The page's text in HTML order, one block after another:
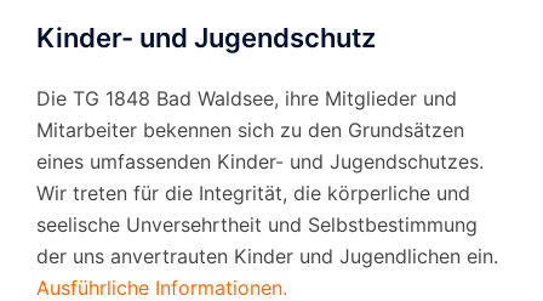
Kinder- und Jugendschutz
Die TG 1848 Bad Waldsee, ihre Mitglieder und
Mitarbeiter bekennen sich zu den Grundsätzen
eines umfassenden Kinder- und Jugendschutzes.
Wir treten für die Integrität, die körperliche und
seelische Unversehrtheit und Selbstbestimmung
der uns anvertrauten Kinder und Jugendlichen ein.
Ausführliche Informationen.